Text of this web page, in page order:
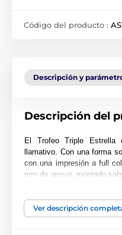
Código del producto :
Descripción y
Descripción del
El Trofeo Triple Estrella
llamativo. Con una forma
con una impresión a full
mm de grosor, montado
El premio también incluye
GRATIS con el texto de su
Ver descripción